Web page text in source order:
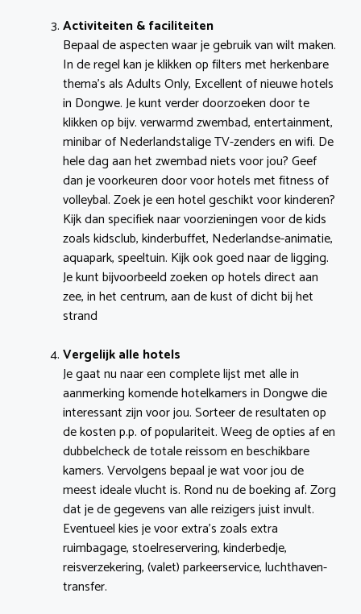
Activiteiten & faciliteiten
Bepaal de aspecten waar je gebruik van wilt maken.
In de regel kan je klikken op filters met herkenbare
thema’s als Adults Only, Excellent of nieuwe hotels
in Dongwe. Je kunt verder doorzoeken door te
klikken op bijv. verwarmd zwembad, entertainment,
minibar of Nederlandstalige TV-zenders en wifi. De
hele dag aan het zwembad niets voor jou? Geef
dan je voorkeuren door voor hotels met fitness of
volleybal. Zoek je een hotel geschikt voor kinderen?
Kijk dan specifiek naar voorzieningen voor de kids
zoals kidsclub, kinderbuffet, Nederlandse-animatie,
aquapark, speeltuin. Kijk ook goed naar de ligging.
Je kunt bijvoorbeeld zoeken op hotels direct aan
zee, in het centrum, aan de kust of dicht bij het
strand
Vergelijk alle hotels
Je gaat nu naar een complete lijst met alle in
aanmerking komende hotelkamers in Dongwe die
interessant zijn voor jou. Sorteer de resultaten op
de kosten p.p. of populariteit. Weeg de opties af en
dubbelcheck de totale reissom en beschikbare
kamers. Vervolgens bepaal je wat voor jou de
meest ideale vlucht is. Rond nu de boeking af. Zorg
dat je de gegevens van alle reizigers juist invult.
Eventueel kies je voor extra’s zoals extra
ruimbagage, stoelreservering, kinderbedje,
reisverzekering, (valet) parkeerservice, luchthaven-
transfer.